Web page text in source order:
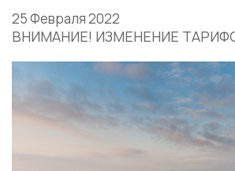
25 Февраля 2022
ВНИМАНИЕ! ИЗМЕНЕНИЕ